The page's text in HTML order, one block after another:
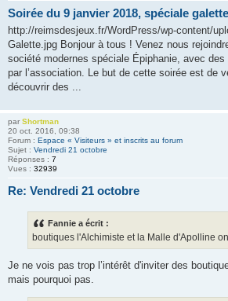
Soirée du 9 janvier 2018, spéciale
http://reimsdesjeux.fr/WordPress/wp-content/
Galette.jpg Bonjour à tous ! Venez nous
société modernes spéciale Épiphanie, avec
par l’association. Le but de cette soirée est de
découvrir des ...
par Shortman
20 oct. 2016, 09:38
Forum : Espace « Visiteurs » et inscrits au forum
Sujet : Vendredi 21 octobre
Réponses : 7
Vues : 32939
Re: Vendredi 21 octobre
Fannie a écrit :
boutiques l'Alchimiste et la Malle d'Apolline
Je ne vois pas trop l’intérêt d'inviter des
mais pourquoi pas.